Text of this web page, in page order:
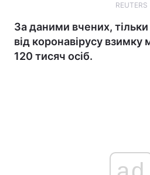
REUTERS
За даними вчених, тільки
від коронавірусу
120 тисяч осіб.